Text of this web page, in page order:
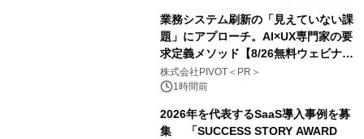
業務システム刷新の「見えていない課
題」にアプローチ。AI×UX専門家の要
求定義メソッド【8/26無料ウェビナ
ー】株式会社PIVOT
株式会社PIVOT＜PR＞
1時間前
2026年を代表するSaaS導入事例を募
集 「SUCCESS STORY AWARD